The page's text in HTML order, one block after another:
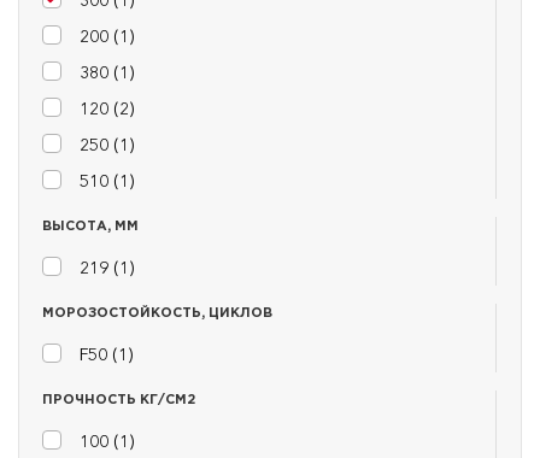
200 (1 )
380 (1 )
120 (2)
250 (1 )
510 (1 )
ВЫСОТА, ММ
219 (1 )
МОРОЗОСТОЙКОСТЬ, ЦИКЛОВ
F50 (1 )
ПРОЧНОСТЬ КГ/СМ2
100 (1 )